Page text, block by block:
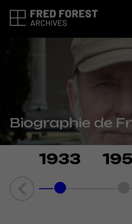
Biographie de
1933